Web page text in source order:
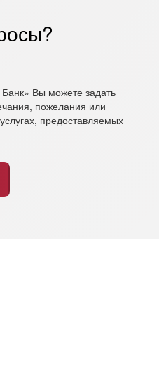
Вы можете задать
пожелания или
предоставляемых